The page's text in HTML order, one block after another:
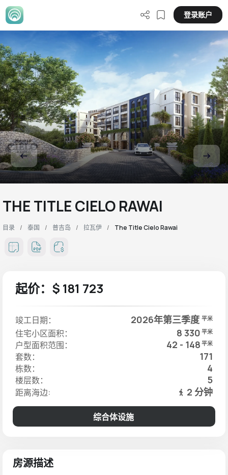
登录账户
THE TITLE CIELO RAWAI
目录 泰国 普吉岛 拉瓦伊 The Title Cielo Rawai
房源描述
起价：$ 181 723
竣工日期： 2026年第三季度 平米
住宅小区面积： 8 330 平米
户型面积范围： 42 - 148 平米
套数： 171
栋数： 4
楼层数： 5
距离海边: 2 分钟
综合体设施